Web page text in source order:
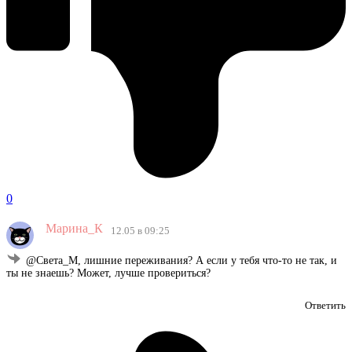
0
Марина_К 12.05 в 09:25
@Света_М, лишние переживания? А если у тебя что-то не так, и
ты не знаешь? Может, лучше провериться?
Ответить